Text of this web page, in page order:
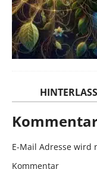
E-Mail Adresse wird
Kommentar